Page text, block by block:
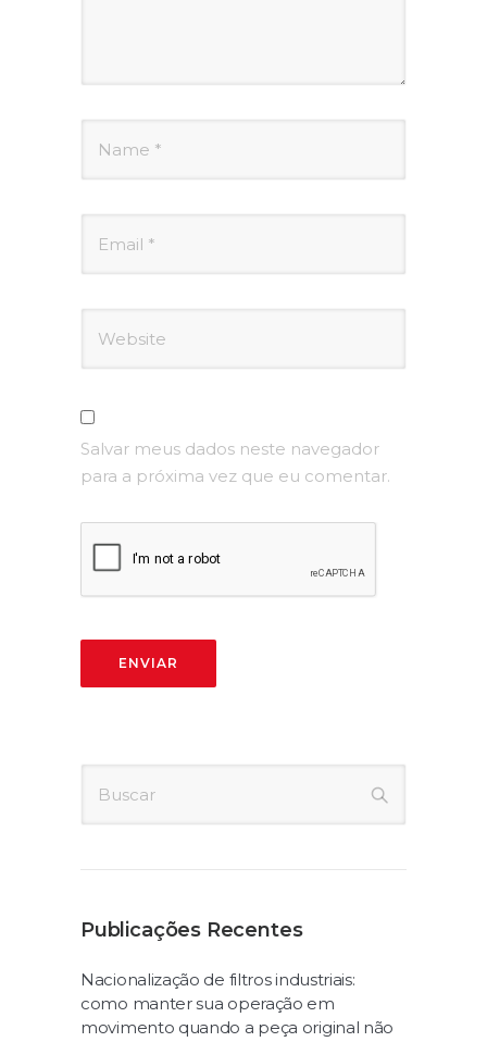
Salvar meus dados neste navegador
para a próxima vez que eu comentar.
Publicações Recentes
Nacionalização de filtros industriais:
como manter sua operação em
movimento quando a peça original não